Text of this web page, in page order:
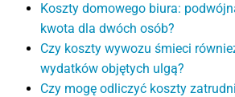
Koszty domowego biura:
kwota dla dwóch osób?
Czy koszty wywozu śmieci
wydatków objętych ulgą?
Czy mogę odliczyć koszty